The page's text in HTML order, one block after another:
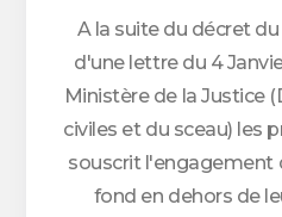
A la suite du décret
d'une lettre du 4
Ministère de la Justice
civiles et du sceau) les
souscrit l'engagement
fond en dehors de